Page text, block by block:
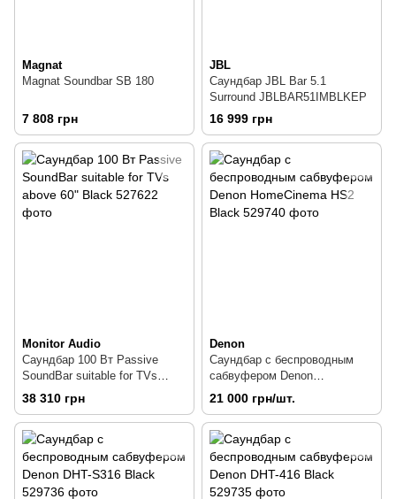
Magnat
Magnat Soundbar SB 180
7 808 грн
JBL
Саундбар JBL Bar 5.1
Surround JBLBAR51IMBLKEP
16 999 грн
Monitor Audio
Саундбар 100 Вт Passive
SoundBar suitable for TVs
above 60" Black
38 310 грн
Denon
Саундбар с беспроводным
сабвуфером Denon
HomeCinema HS2 Black
21 000 грн/шт.